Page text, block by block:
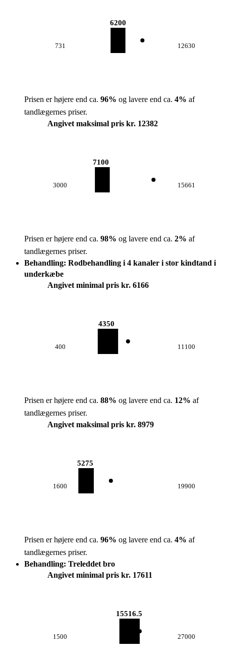
731
6200
12630
Prisen er højere end ca. 96% og lavere end ca. 4% af
tandlægernes priser.
Angivet maksimal pris kr. 12382
3000
7100
15661
Prisen er højere end ca. 98% og lavere end ca. 2% af
tandlægernes priser.
Behandling: Rodbehandling i 4 kanaler i stor kindtand i
underkæbe
Angivet minimal pris kr. 6166
400
4350
11100
Prisen er højere end ca. 88% og lavere end ca. 12% af
tandlægernes priser.
Angivet maksimal pris kr. 8979
1600
5275
19900
Prisen er højere end ca. 96% og lavere end ca. 4% af
tandlægernes priser.
Behandling: Treleddet bro
Angivet minimal pris kr. 17611
1500
15516.5
27000